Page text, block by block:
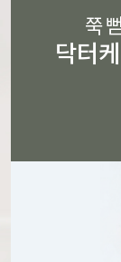
쭉
닥터